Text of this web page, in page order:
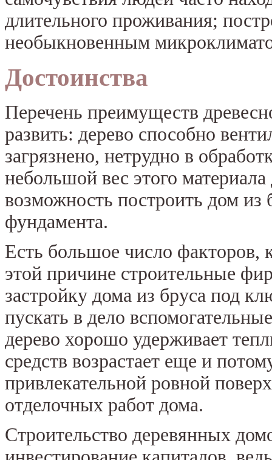
длительного проживания;
необыкновенным
Достоинства
Перечень преимуществ
развить: дерево способно
загрязнено, нетрудно в
небольшой вес этого материала
возможность построить дом из
фундамента.
Есть большое число
этой причине строительные
застройку дома из бруса под
пускать в дело
дерево хорошо удерживает
средств возрастает еще и
привлекательной ровной
отделочных работ дома.
Строительство деревянных